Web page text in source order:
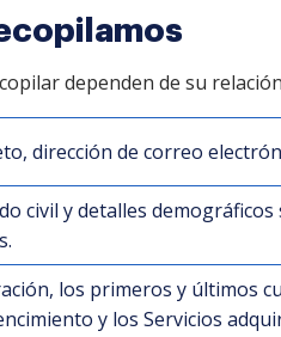
dependen de su
dirección de correo
civil y detalles
los primeros y últimos
y los Servicios